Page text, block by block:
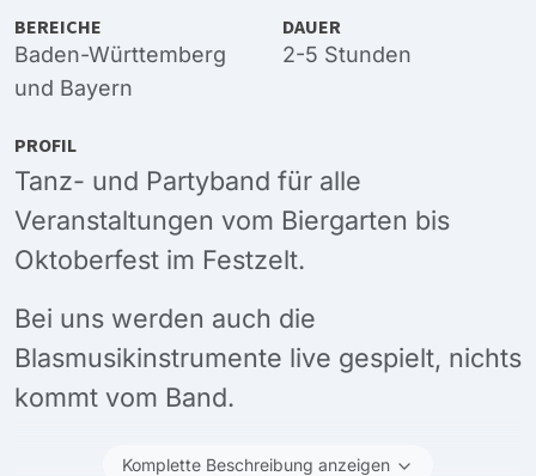
BEREICHE
Baden-Württemberg
und Bayern
DAUER
2-5 Stunden
PROFIL
Tanz- und Partyband für alle
Veranstaltungen vom Biergarten bis
Oktoberfest im Festzelt.
Bei uns werden auch die
Blasmusikinstrumente live gespielt, nichts
kommt vom Band.
Komplette Beschreibung anzeigen